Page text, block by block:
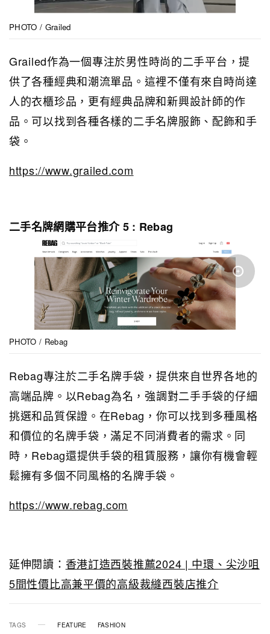
PHOTO / Grailed
Grailed作為一個專注於男性時尚的二手平台，提
供了各種經典和潮流單品。這裡不僅有來自時尚達
人的衣櫃珍品，更有經典品牌和新興設計師的作
品。 可以找到各種各樣的二手名牌服飾、配飾和手
袋。
https://www.grailed.com
二手名牌網購平台推介 5 : Rebag
PHOTO / Rebag
Rebag專注於二手名牌手袋，提供來自世界各地的
高端品牌。以Rebag為名，強調對二手手袋的仔細
挑選和品質保證。在Rebag，你可以找到多種風格
和價位的名牌手袋，滿足不同消費者的需求。同
時，Rebag還提供手袋的租賃服務，讓你有機會輕
鬆擁有多個不同風格的名牌手袋。
https://www.rebag.com
延伸閱讀： 香港訂造西裝推薦2024 | 中環、尖沙咀
5間性價比高兼平價的高級裁縫西裝店推介
TAGS FEATURE FASHION